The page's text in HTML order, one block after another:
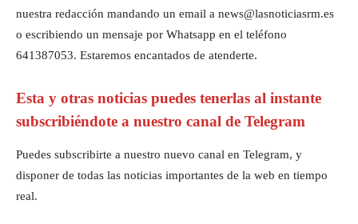
nuestra redacción mandando un email a news@lasnoticiasrm.es
o escribiendo un mensaje por Whatsapp en el teléfono
641387053. Estaremos encantados de atenderte.
Esta y otras noticias puedes tenerlas al instante
subscribiéndote a nuestro canal de Telegram
Puedes subscribirte a nuestro nuevo canal en Telegram, y
disponer de todas las noticias importantes de la web en tiempo
real.